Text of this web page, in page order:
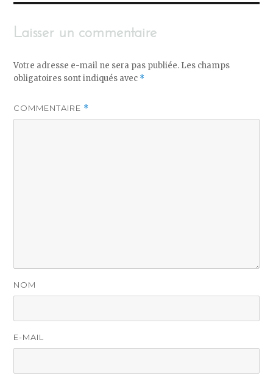
Laisser un commentaire
Votre adresse e-mail ne sera pas publiée. Les champs
obligatoires sont indiqués avec *
COMMENTAIRE *
NOM
E-MAIL